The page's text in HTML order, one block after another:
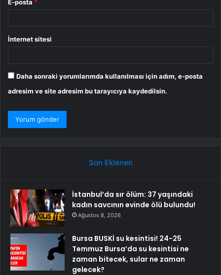
E-posta *
İnternet sitesi
Daha sonraki yorumlarımda kullanılması için adım, e-posta
adresim ve site adresim bu tarayıcıya kaydedilsin.
Son Eklenen
İstanbul’da sır ölüm: 37 yaşındaki
kadın savcının evinde ölü bulundu!
Ağustos 8, 2026
Bursa BUSKİ su kesintisi! 24-25
Temmuz Bursa’da su kesintisi ne
zaman bitecek, sular ne zaman
gelecek?